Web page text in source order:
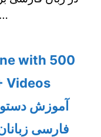
می شود که در …
with 500
Videos
آموزش
فارسی